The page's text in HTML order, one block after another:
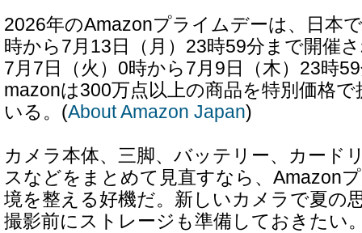
2026年のAmazonプライムデーは、日本
時から7月13日（月）23時59分まで開催
7月7日（火）0時から7月9日（木）23時
mazonは300万点以上の商品を特別価格
いる。(About Amazon Japan)
カメラ本体、三脚、バッテリー、カード
スなどをまとめて見直すなら、Amazon
境を整える好機だ。新しいカメラで夏の
撮影前にストレージも準備しておきたい